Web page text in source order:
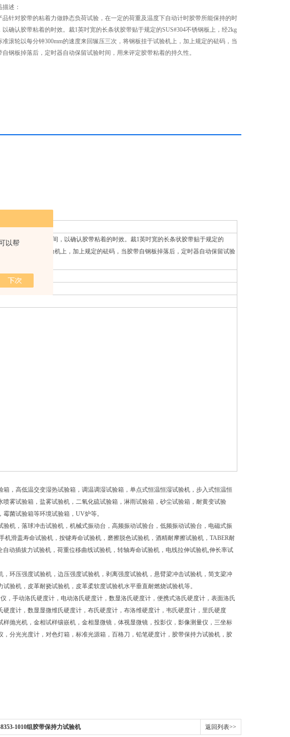
以帮
描述：
品针对胶带的粘着力做静态负荷试验，在一定的荷重及温度下自动计时胶带所能保持的时
以确认胶带粘着的时效。裁1英吋宽的长条状胶带贴于规定的SUS#304不锈钢板上，经2kg
准滚轮以每分钟300mm的速度来回辗压三次，将钢板挂于试验机上，加上规定的砝码，当
自钢板掉落后，定时器自动保留试验时间，用来评定胶带粘着的持久性。
带所能保持的时间，以确认胶带粘着的时效。裁1英吋宽的长条状胶带贴于规定的
，将钢板挂于试验机上，加上规定的砝码，当胶带自钢板掉落后，定时器自动保留试验
，高低温交变湿热试验箱，调温调湿试验箱，单点式恒温恒湿试验机，步入式恒温恒
雾试验箱，盐雾试验机，二氧化硫试验箱，淋雨试验箱，砂尘试验箱，耐黄变试验
菌试验箱等环境试验箱，UV炉等。
机，落球冲击试验机，机械式振动台，高频振动试验台，低频振动试验台，电磁式振
滑盖寿命试验机，按键寿命试验机，磨擦脱色试验机，酒精耐摩擦试验机，TABER耐
动插拔力试验机，荷重位移曲线试验机，转轴寿命试验机，电线拉伸试验机,伸长率试
环压强度试验机，边压强度试验机，剥离强度试验机，悬臂梁冲击试验机，简支梁冲
验机，皮革耐挠试验机，皮革柔软度试验机水平垂直耐燃烧试验机等。
，手动洛氏硬度计，电动洛氏硬度计，数显洛氏硬度计，便携式洛氏硬度计，表面洛氏
度计，数显显微维氏硬度计，布氏硬度计，布洛维硬度计，韦氏硬度计，里氏硬度
抛光机，金相试样镶嵌机，金相显微镜，体视显微镜，投影仪，影像测量仪，三坐标
分光光度计，对色灯箱，标准光源箱，百格刀，铅笔硬度计，胶带保持力试验机，胶
1010组胶带保持力试验机 返回列表>>